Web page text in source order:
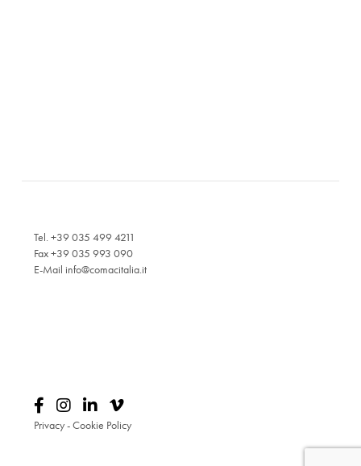
Tel. +39 035 499 4211
Fax +39 035 993 090
E-Mail info@comacitalia.it
Privacy-Cookie Policy